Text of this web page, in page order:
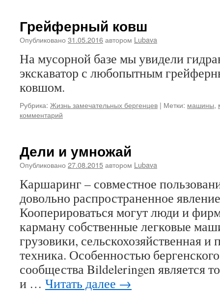
Грейферный ковш
Опубликовано 31.05.2016автором Lubava
На мусорной базе мы увидели
экскаватор с любопытным
ковшом.
Рубрика: Жизнь замечательных бергенцев | Метки: машины,
комментарий
Дели и умножай
Опубликовано 27.08.2015автором Lubava
Каршаринг – совместное
довольно распространенное
Кооперироваться могут люди и
карману собственные легковые
грузовики, сельскохозяйственная
техника. Особенностью
сообщества Bildeleringen является
и … Читать далее →